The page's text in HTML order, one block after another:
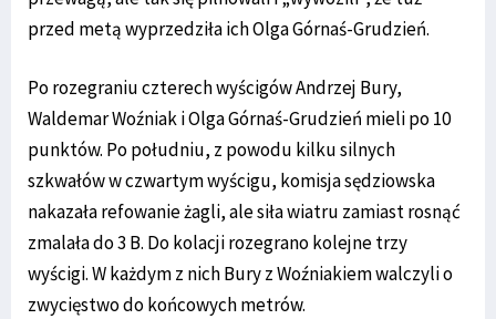
przed metą wyprzedziła ich Olga Górnaś-Grudzień.
Po rozegraniu czterech wyścigów Andrzej Bury,
Waldemar Woźniak i Olga Górnaś-Grudzień mieli po 10
punktów. Po południu, z powodu kilku silnych
szkwałów w czwartym wyścigu, komisja sędziowska
nakazała refowanie żagli, ale siła wiatru zamiast rosnąć
zmalała do 3 B. Do kolacji rozegrano kolejne trzy
wyścigi. W każdym z nich Bury z Woźniakiem walczyli o
zwycięstwo do końcowych metrów.